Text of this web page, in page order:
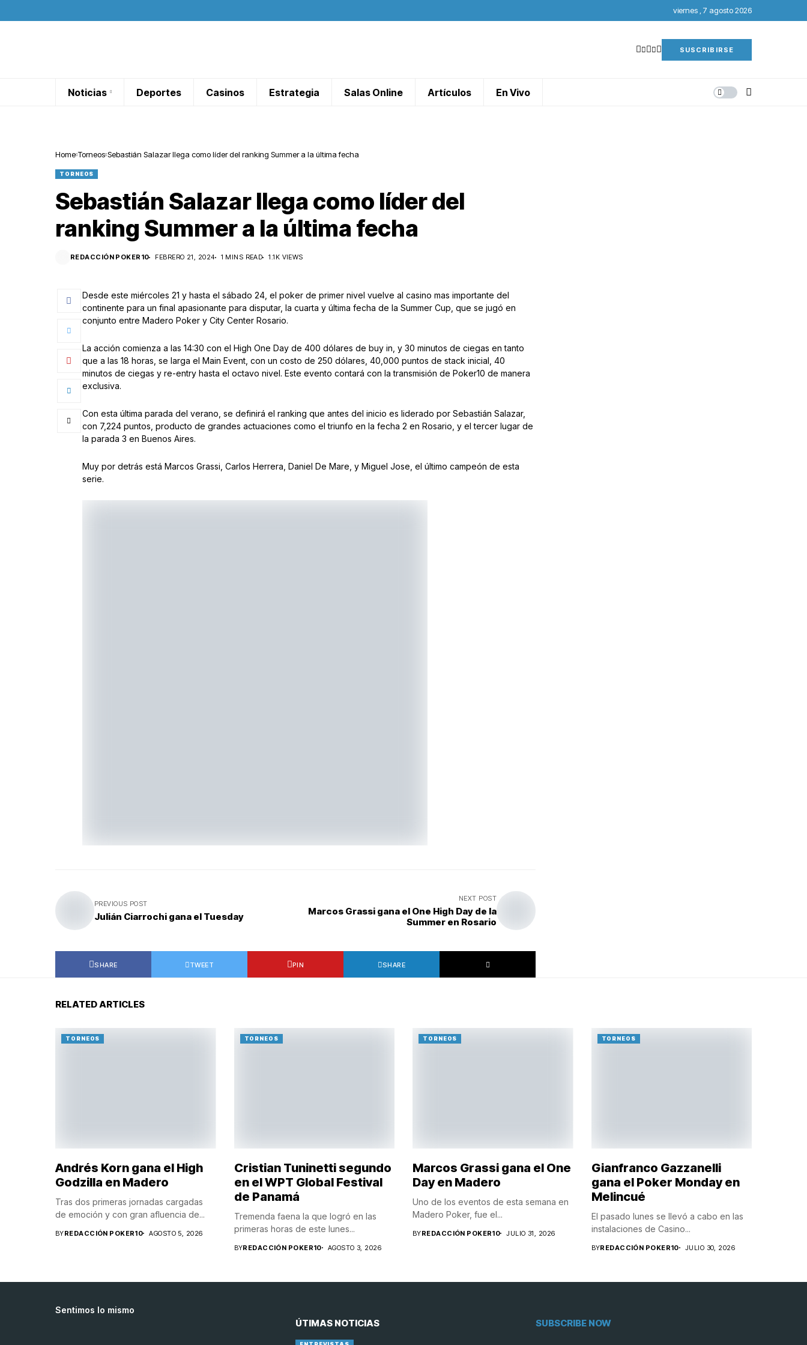
viernes , 7 agosto 2026
SUSCRIBIRSE
Noticias Deportes Casinos Estrategia Salas Online Artículos En Vivo
Home Torneos Sebastián Salazar llega como líder del ranking Summer a la última fecha
TORNEOS
Sebastián Salazar llega como líder del
ranking Summer a la última fecha
REDACCIÓN POKER10 FEBRERO 21, 2024 1 MINS READ 1.1K VIEWS
Desde este miércoles 21 y hasta el sábado 24, el poker de primer nivel vuelve al casino mas importante del
continente para un final apasionante para disputar, la cuarta y última fecha de la Summer Cup, que se jugó en
conjunto entre Madero Poker y City Center Rosario.
La acción comienza a las 14:30 con el High One Day de 400 dólares de buy in, y 30 minutos de ciegas en tanto
que a las 18 horas, se larga el Main Event, con un costo de 250 dólares, 40,000 puntos de stack inicial, 40
minutos de ciegas y re-entry hasta el octavo nivel. Este evento contará con la transmisión de Poker10 de manera
exclusiva.
Con esta última parada del verano, se definirá el ranking que antes del inicio es liderado por Sebastián Salazar,
con 7,224 puntos, producto de grandes actuaciones como el triunfo en la fecha 2 en Rosario, y el tercer lugar de
la parada 3 en Buenos Aires.
Muy por detrás está Marcos Grassi, Carlos Herrera, Daniel De Mare, y Miguel Jose, el último campeón de esta
serie.
PREVIOUS POST
Julián Ciarrochi gana el Tuesday
NEXT POST
Marcos Grassi gana el One High Day de la
Summer en Rosario
SHARE TWEET PIN SHARE
RELATED ARTICLES
TORNEOS
Andrés Korn gana el High
Godzilla en Madero
Tras dos primeras jornadas cargadas
de emoción y con gran afluencia de...
BYREDACCIÓN POKER10 AGOSTO 5, 2026
TORNEOS
Cristian Tuninetti segundo
en el WPT Global Festival
de Panamá
Tremenda faena la que logró en las
primeras horas de este lunes...
BYREDACCIÓN POKER10 AGOSTO 3, 2026
TORNEOS
Marcos Grassi gana el One
Day en Madero
Uno de los eventos de esta semana en
Madero Poker, fue el...
BYREDACCIÓN POKER10 JULIO 31, 2026
TORNEOS
Gianfranco Gazzanelli
gana el Poker Monday en
Melincué
El pasado lunes se llevó a cabo en las
instalaciones de Casino...
BYREDACCIÓN POKER10 JULIO 30, 2026
Sentimos lo mismo
ÚTIMAS NOTICIAS SUBSCRIBE NOW